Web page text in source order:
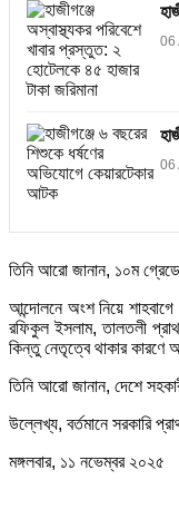
06
06
তিনি আরো জানান, ১০ম গ্রেডে
আন্দোলনে অংশ নিয়ে
রফিকুল ইসলাম, তালতলী
কিন্তু নেতৃত্বে থাকার
তিনি আরো জানান, দেশে
উল্লেখ্য, বর্তমানে সরকারি
মঙ্গলবার, ১১ নভেম্বর ২০২৫